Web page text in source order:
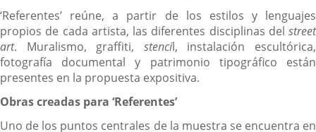
‘Referentes’ reúne, a partir de los estilos y lenguajes
propios de cada artista, las diferentes disciplinas del street
art. Muralismo, graffiti, stencil, instalación escultórica,
fotografía documental y patrimonio tipográfico están
presentes en la propuesta expositiva.
Obras creadas para ‘Referentes’
Uno de los puntos centrales de la muestra se encuentra en